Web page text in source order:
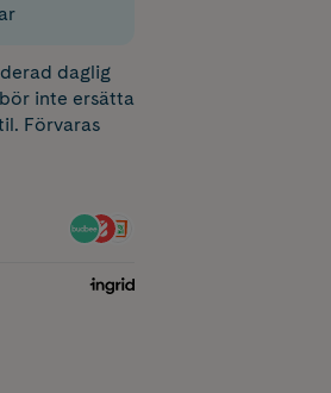
daglig
inte ersätta
Förvaras